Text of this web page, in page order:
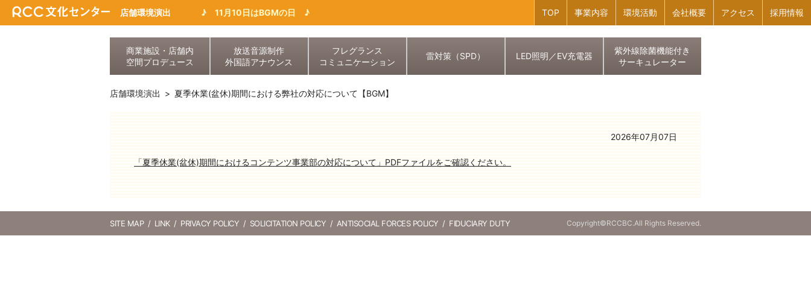
店舗環境演出 ♪ 11月10日はBGMの日 ♪ 採用情報
アクセス
会社概要
環境活動
事業内容
TOP
商業施設・店舗内
空間プロデュース
放送音源制作
外国語アナウンス
フレグランス
コミュニケーション
雷対策（SPD） LED照明／EV充電器
紫外線除菌機能付き
サーキュレーター
店舗環境演出 夏季休業(盆休)期間における弊社の対応について【BGM】
2026年07月07日
「夏季休業(盆休)期間におけるコンテンツ事業部の対応について」PDFファイルをご確認ください。
SITE MAP LINK PRIVACY POLICY SOLICITATION POLICY ANTISOCIAL FORCES POLICY FIDUCIARY DUTY Copyright©RCCBC.All Rights Reserved.